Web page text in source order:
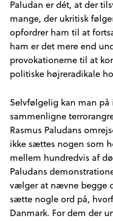
Paludan er dét, at der
mange, der ukritisk
opfordrer ham til at
ham er det mere end
provokationerne til at
politiske højreradikale
Selvfølgelig kan man på
sammenligne
Rasmus Paludans
ikke sættes nogen som
mellem hundredvis af
Paludans
vælger at nævne begge
sætte nogle ord på,
Danmark. For dem der